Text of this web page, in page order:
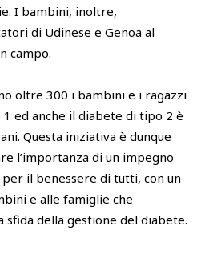
I bambini, inoltre,
di Udinese e Genoa al
campo.
oltre 300 i bambini e i ragazzi
ed anche il diabete di tipo 2 è
Questa iniziativa è dunque
l’importanza di un impegno
il benessere di tutti, con un
e alle famiglie che
della gestione del diabete.